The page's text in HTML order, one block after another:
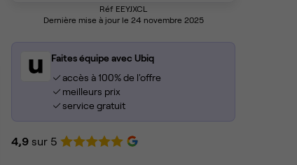
Réf EEYJXCL
Dernière mise à jour le 24 novembre 2025
Faites équipe avec Ubiq
accès à 100% de l'offre
meilleurs prix
service gratuit
4,9 sur 5